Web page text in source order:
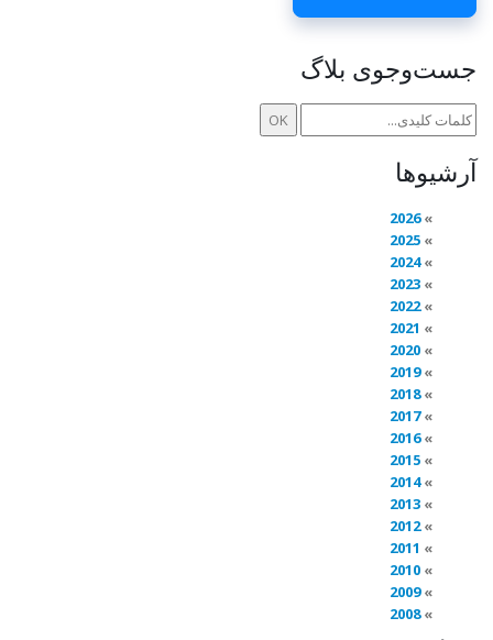
جست‌وجوی بلاگ
آرشیوها
2026
2025
2024
2023
2022
2021
2020
2019
2018
2017
2016
2015
2014
2013
2012
2011
2010
2009
2008